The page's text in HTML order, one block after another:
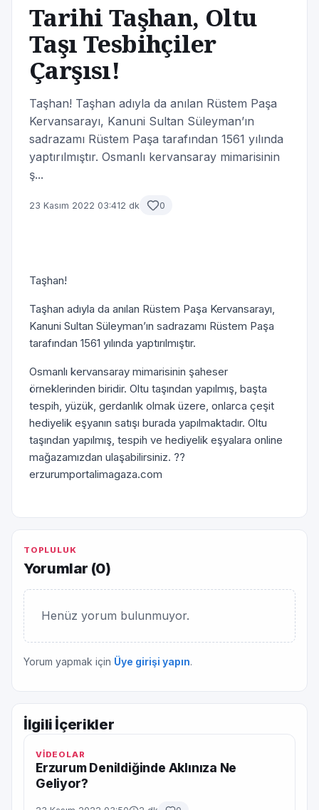
Tarihi Taşhan, Oltu
Taşı Tesbihçiler
Çarşısı!
Taşhan! Taşhan adıyla da anılan Rüstem Paşa
Kervansarayı, Kanuni Sultan Süleyman’ın
sadrazamı Rüstem Paşa tarafından 1561 yılında
yaptırılmıştır. Osmanlı kervansaray mimarisinin
ş...
23 Kasım 2022 03:412 dk 0
Taşhan!
Taşhan adıyla da anılan Rüstem Paşa Kervansarayı,
Kanuni Sultan Süleyman’ın sadrazamı Rüstem Paşa
tarafından 1561 yılında yaptırılmıştır.
Osmanlı kervansaray mimarisinin şaheser
örneklerinden biridir. Oltu taşından yapılmış, başta
tespih, yüzük, gerdanlık olmak üzere, onlarca çeşit
hediyelik eşyanın satışı burada yapılmaktadır. Oltu
taşından yapılmış, tespih ve hediyelik eşyalara online
mağazamızdan ulaşabilirsiniz. ??
erzurumportalimagaza.com
TOPLULUK
Yorumlar (0)
Henüz yorum bulunmuyor.
Yorum yapmak için Üye girişi yapın.
İlgili İçerikler
VİDEOLAR
Erzurum Denildiğinde Aklınıza Ne
Geliyor?